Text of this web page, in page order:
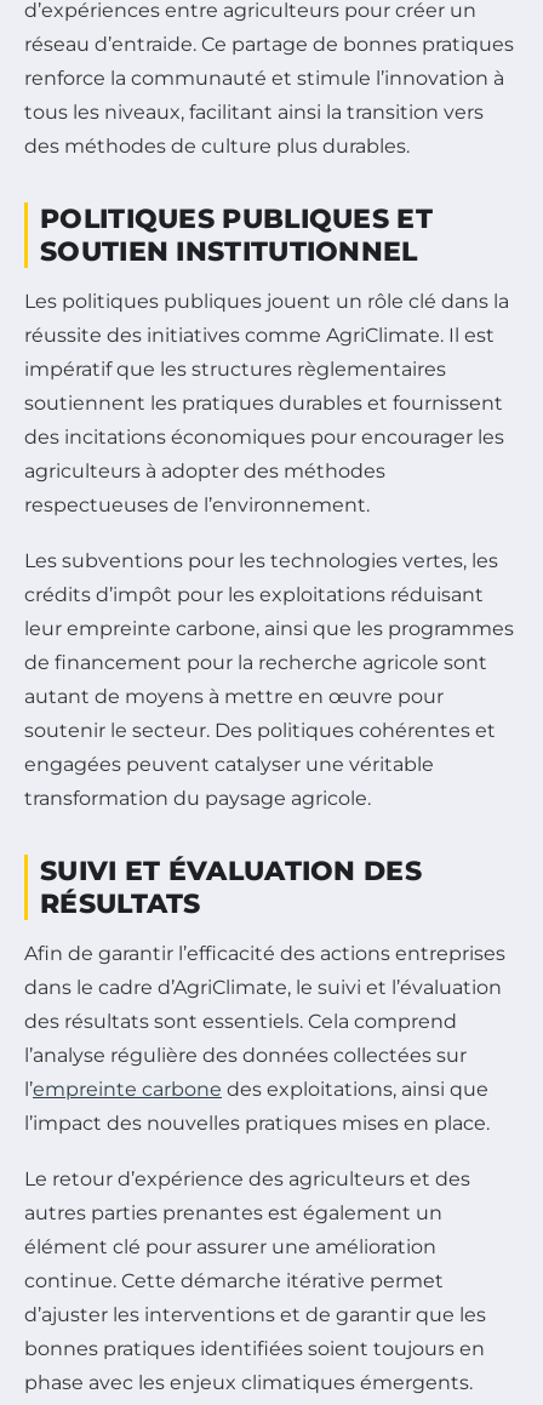
d’expériences entre agriculteurs pour créer un
réseau d’entraide. Ce partage de bonnes pratiques
renforce la communauté et stimule l’innovation à
tous les niveaux, facilitant ainsi la transition vers
des méthodes de culture plus durables.
POLITIQUES PUBLIQUES ET
SOUTIEN INSTITUTIONNEL
Les politiques publiques jouent un rôle clé dans la
réussite des initiatives comme AgriClimate. Il est
impératif que les structures règlementaires
soutiennent les pratiques durables et fournissent
des incitations économiques pour encourager les
agriculteurs à adopter des méthodes
respectueuses de l’environnement.
Les subventions pour les technologies vertes, les
crédits d’impôt pour les exploitations réduisant
leur empreinte carbone, ainsi que les programmes
de financement pour la recherche agricole sont
autant de moyens à mettre en œuvre pour
soutenir le secteur. Des politiques cohérentes et
engagées peuvent catalyser une véritable
transformation du paysage agricole.
SUIVI ET ÉVALUATION DES
RÉSULTATS
Afin de garantir l’efficacité des actions entreprises
dans le cadre d’AgriClimate, le suivi et l’évaluation
des résultats sont essentiels. Cela comprend
l’analyse régulière des données collectées sur
l’empreinte carbone des exploitations, ainsi que
l’impact des nouvelles pratiques mises en place.
Le retour d’expérience des agriculteurs et des
autres parties prenantes est également un
élément clé pour assurer une amélioration
continue. Cette démarche itérative permet
d’ajuster les interventions et de garantir que les
bonnes pratiques identifiées soient toujours en
phase avec les enjeux climatiques émergents.